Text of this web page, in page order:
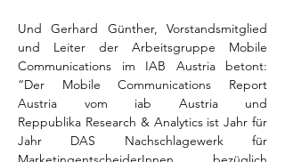
Und Gerhard Günther, Vorstandsmitglied
und Leiter der Arbeitsgruppe Mobile
Communications im IAB Austria betont:
“Der Mobile Communications Report
Austria vom iab Austria und
Reppublika Research & Analytics ist Jahr für
Jahr DAS Nachschlagewerk für